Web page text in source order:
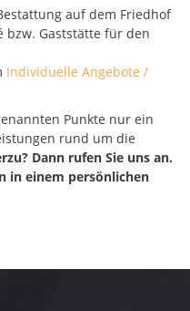
auf dem Friedhof
bzw. Gaststätte für den
Individuelle Angebote /
Punkte nur ein
rund um die
Dann rufen Sie uns an.
in einem persönlichen